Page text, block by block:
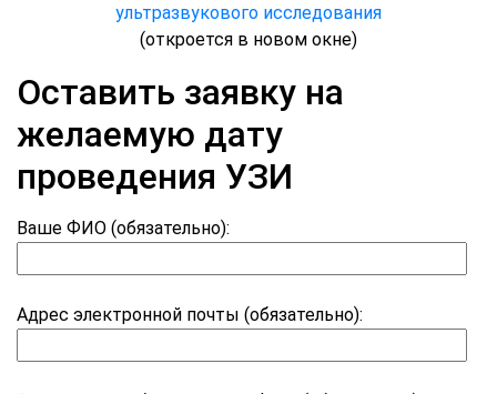
ультразвукового исследования
(откроется в новом окне)
Оставить заявку на
желаемую дату
проведения УЗИ
Ваше ФИО (обязательно):
Адрес электронной почты (обязательно):